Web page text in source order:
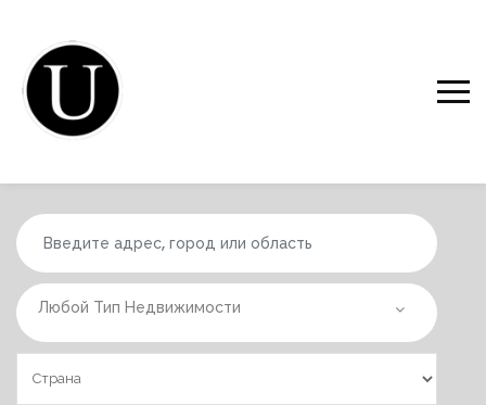
Любой Тип Недвижимости